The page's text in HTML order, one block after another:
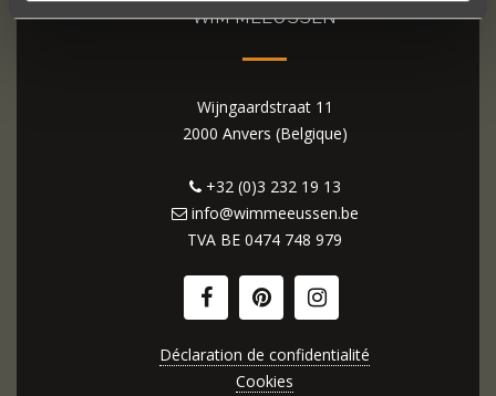
WIM MEEUSSEN
Wijngaardstraat 11
2000 Anvers (Belgique)
+32 (0)3 232 19 13
info@wimmeeussen.be
TVA BE 0474 748 979
Déclaration de confidentialité
Cookies